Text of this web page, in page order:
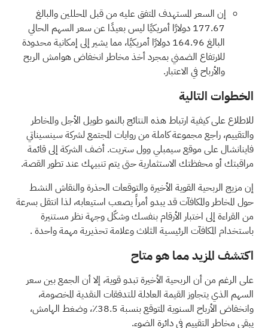
إن السعر المستهدف المتفق عليه من قبل المحللين والبالغ
177.67 دولارًا أمريكيًا ليس بعيدًا عن سعر السهم الحالي
البالغ 164.96 دولارًا أمريكيًا، مما يشير إلى إمكانية محدودة
للارتفاع الضمني بمجرد أخذ مخاطر انخفاض هوامش الربح
والأرباح في الاعتبار.
الخطوات التالية
للاطلاع على كيفية ارتباط هذه النتائج بالنمو طويل الأجل والمخاطر
والتقييم، راجع مجموعة كاملة منروايات المجتمعلشركة سينسيناتي
فاينانشال على موقع سيمبلي وول ستريت. أضف الشركة إلىقائمة
مراقبتكأو محفظتك الاستثماريةحتى يتم تنبيهك عند تطور القصة.
إن مزيج الربحية القوية الأخيرة والتوقعات الحذرة والنقاش النشط
حول المخاطر والمكافآت قد يبدو أمراً يصعب استيعابه، لذا انتقل بسرعة
من القراءة إلى اختبار الأرقام بنفسك وشكّل وجهة نظر مستنيرة
باستخدام المكافآت الرئيسية الثلاث وعلامة تحذيرية مهمة واحدة.
اكتشف المزيد مما هو متاح
على الرغم من أن الربحية الأخيرة تبدو قوية، إلا أن الجمع بين سعر
السهم الذي يتجاوز القيمة العادلة للتدفقات النقدية المخصومة،
وانخفاض الأرباح السنوية المتوقع بنسبة 38.5٪، وضغط الهامش،
يبقي مخاطر التقييم في دائرة الضوء.